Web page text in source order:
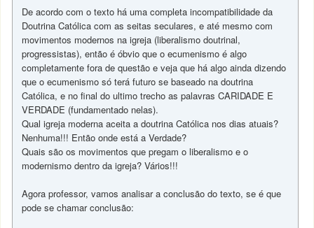
De acordo com o texto há uma completa incompatibilidade da
Doutrina Católica com as seitas seculares, e até mesmo com
movimentos modernos na igreja (liberalismo doutrinal,
progressistas), então é óbvio que o ecumenismo é algo
completamente fora de questão e veja que há algo ainda dizendo
que o ecumenismo só terá futuro se baseado na doutrina
Católica, e no final do ultimo trecho as palavras CARIDADE E
VERDADE (fundamentado nelas).
Qual igreja moderna aceita a doutrina Católica nos dias atuais?
Nenhuma!!! Então onde está a Verdade?
Quais são os movimentos que pregam o liberalismo e o
modernismo dentro da igreja? Vários!!!
Agora professor, vamos analisar a conclusão do texto, se é que
pode se chamar conclusão: